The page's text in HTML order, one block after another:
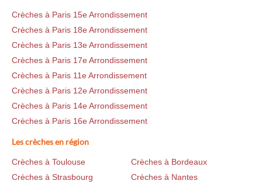
Crèches à Paris 15e Arrondissement
Crèches à Paris 18e Arrondissement
Crèches à Paris 13e Arrondissement
Crèches à Paris 17e Arrondissement
Crèches à Paris 11e Arrondissement
Crèches à Paris 12e Arrondissement
Crèches à Paris 14e Arrondissement
Crèches à Paris 16e Arrondissement
Les crèches en région
Crèches à Toulouse
Crèches à Bordeaux
Crèches à Strasbourg
Crèches à Nantes